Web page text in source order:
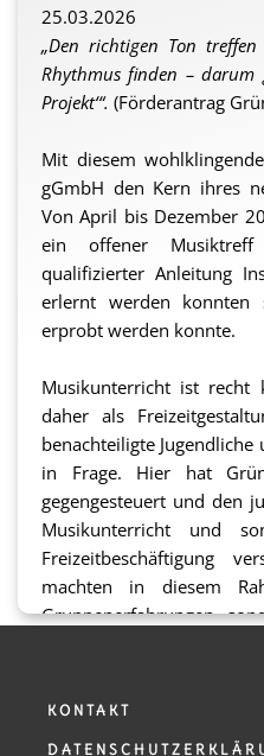
25.03.2026
„Den richtigen Ton
Rhythmus finden – darum
Projekt‘“. (Förderantrag
Mit diesem
gGmbH den Kern ihres
Von April bis Dezember
ein offener
qualifizierter Anleitung
erlernt werden konnten
erprobt werden konnte.
Musikunterricht ist recht
daher als
benachteiligte
in Frage. Hier hat
gegengesteuert und den
Musikunterricht und
Freizeitbeschäftigung
machten in diesem
Gruppenerfahrungen,
kann. Außerdem stellt die
KONTAKT